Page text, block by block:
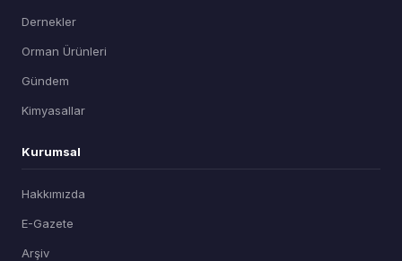
Dernekler
Orman Ürünleri
Gündem
Kimyasallar
Kurumsal
Hakkımızda
E-Gazete
Arşiv